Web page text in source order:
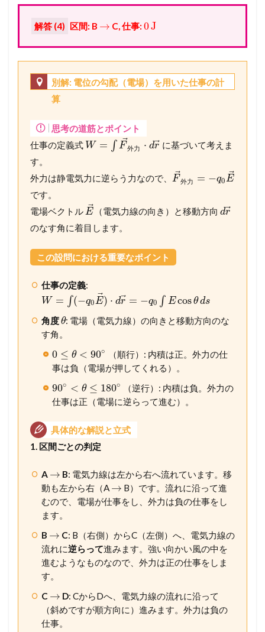
解答 (4) 区間: B → C, 仕事: 0J
別解: 電位の勾配（電場）を用いた仕事の計
算
思考の道筋とポイント
仕事の定義式 W = ∫ F⃗
外力 ⋅ dr ⃗に基づいて考えま
す。
外力は静電気力に逆らう力なので、 F 外力 = −q0E⃗
です。
電場ベクトルE⃗ （電気力線の向き）と移動方向 dr
のなす角に着目します。
この設問における重要なポイント
仕事の定義:
W = ∫(−q0E⃗
) ⋅ dr = −q0 ∫ E cosθds
角度θ: 電場（電気力線）の向きと移動方向のな
す角。
0 ≤ θ < 90∘
（順行）: 内積は正。外力の仕
事は負（電場が押してくれる）。
90∘ < θ ≤ 180∘
（逆行）: 内積は負。外力の
仕事は正（電場に逆らって進む）。
具体的な解説と立式
1. 区間ごとの判定
A → B: 電気力線は左から右へ流れています。移
動も左から右（A → B）です。流れに沿って進
むので、電場が仕事をし、外力は負の仕事をし
ます。
B → C: B（右側）からC（左側）へ、電気力線の
流れに逆らって進みます。強い向かい風の中を
進むようなものなので、外力は正の仕事をしま
す。
C → D: CからDへ、電気力線の流れに沿って
（斜めですが順方向に）進みます。外力は負の
仕事。